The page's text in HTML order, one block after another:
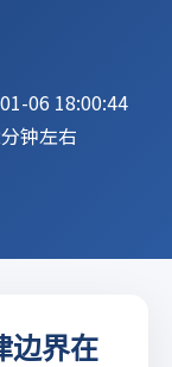
06 18:00:44
钟左右
边界在